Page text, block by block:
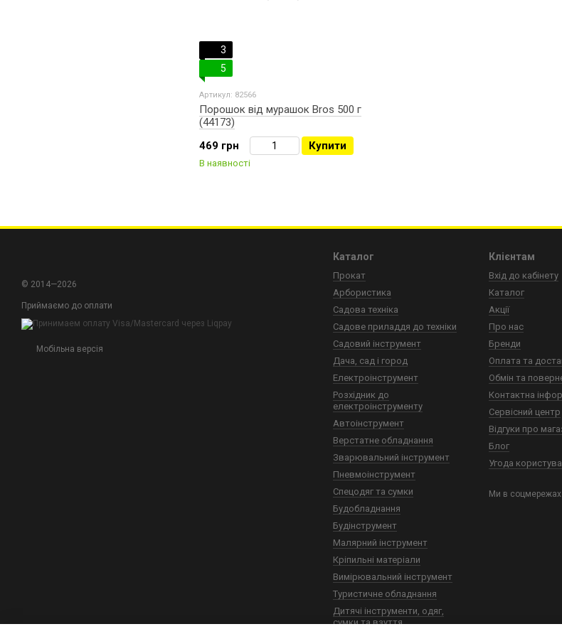
3
5
Артикул: 82566
Порошок від мурашок Bros 500 г
(44173)
469 грн
Купити
В наявності
© 2014—2026
Приймаємо до оплати
Мобільна версія
Каталог
Прокат
Арбористика
Садова техніка
Садове приладдя до техніки
Садовий інструмент
Дача, сад і город
Електроінструмент
Розхідник до
електроінструменту
Автоінструмент
Верстатне обладнання
Зварювальний інструмент
Пневмоінструмент
Спецодяг та сумки
Будобладнання
Будінструмент
Малярний інструмент
Кріпильні матеріали
Вимірювальний інструмент
Туристичне обладнання
Дитячі інструменти, одяг,
сумки та взуття
Клієнтам
Вхід до кабінету
Каталог
Акції
Про нас
Бренди
Оплата та
Обмін та
Контактна
Сервісний центр
Відгуки про
Блог
Угода
Ми в соцмережах